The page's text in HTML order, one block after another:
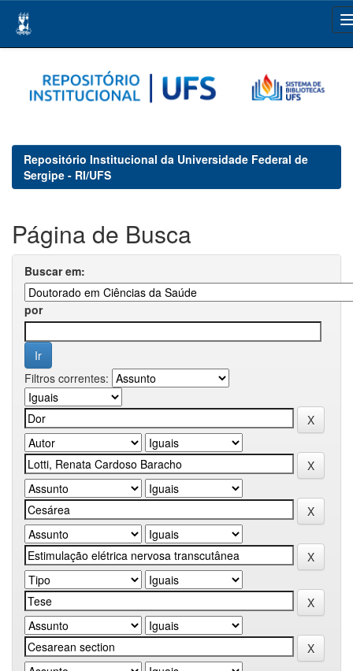
navigation
Repositório Institucional da Universidade Federal de
Sergipe - RI/UFS
Página de Busca
Buscar em:
por
Filtros correntes: